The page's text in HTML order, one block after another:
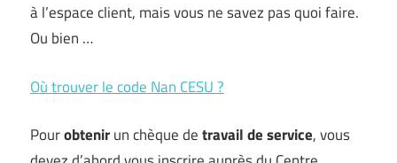
à l’espace client, mais vous ne savez pas quoi faire.
Ou bien …
Où trouver le code Nan CESU ?
Pourobtenirun chèque detravail de service, vous